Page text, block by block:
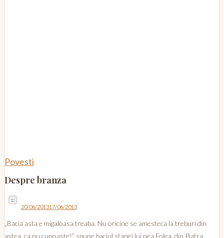
Povesti
Despre branza
20/06/201317/06/2013
„Bacia asta e migaloasa treaba. Nu oricine se amesteca la treburi din
astea, ca nu cunoaste!” spune baciul stanei lui nea Folea, din Piatra